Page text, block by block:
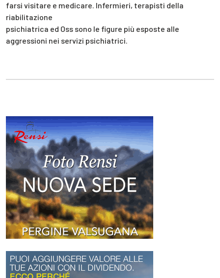
farsi visitare e medicare. Infermieri, terapisti della
riabilitazione
psichiatrica ed Oss sono le figure più esposte alle
aggressioni nei servizi psichiatrici.